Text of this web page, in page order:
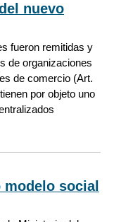
nuevo
fueron remitidas y
de organizaciones
de comercio (Art.
por objeto uno
social